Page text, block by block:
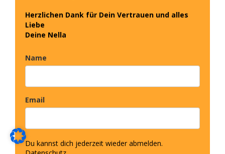
Herzlichen Dank für Dein Vertrauen und alles
Liebe
Deine Nella
Name
Email
Du kannst dich jederzeit wieder abmelden.